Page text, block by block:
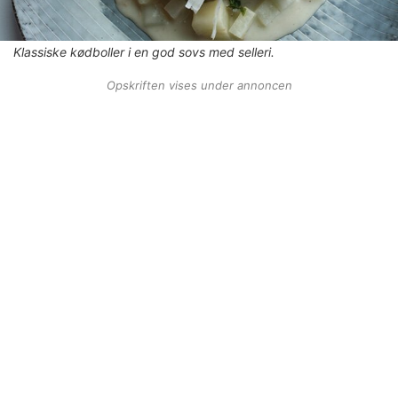
Klassiske kødboller i en god sovs med selleri.
Opskriften vises under annoncen